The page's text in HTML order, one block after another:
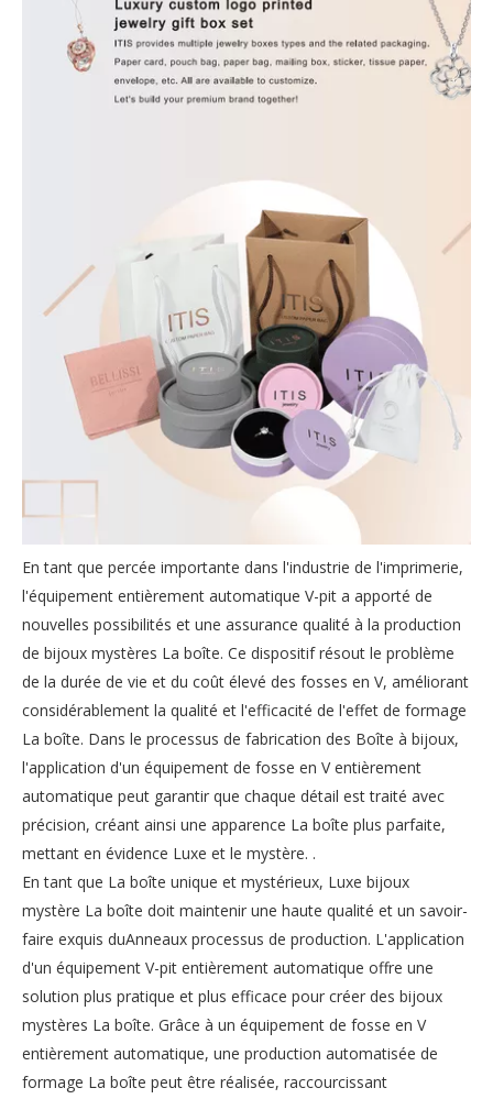
En tant que percée importante dans l'industrie de l'imprimerie,
l'équipement entièrement automatique V-pit a apporté de
nouvelles possibilités et une assurance qualité à la production
de bijoux mystères La boîte. Ce dispositif résout le problème
de la durée de vie et du coût élevé des fosses en V, améliorant
considérablement la qualité et l'efficacité de l'effet de formage
La boîte. Dans le processus de fabrication des Boîte à bijoux,
l'application d'un équipement de fosse en V entièrement
automatique peut garantir que chaque détail est traité avec
précision, créant ainsi une apparence La boîte plus parfaite,
mettant en évidence Luxe et le mystère. .
En tant que La boîte unique et mystérieux, Luxe bijoux
mystère La boîte doit maintenir une haute qualité et un savoir-
faire exquis duAnneaux processus de production. L'application
d'un équipement V-pit entièrement automatique offre une
solution plus pratique et plus efficace pour créer des bijoux
mystères La boîte. Grâce à un équipement de fosse en V
entièrement automatique, une production automatisée de
formage La boîte peut être réalisée, raccourcissant